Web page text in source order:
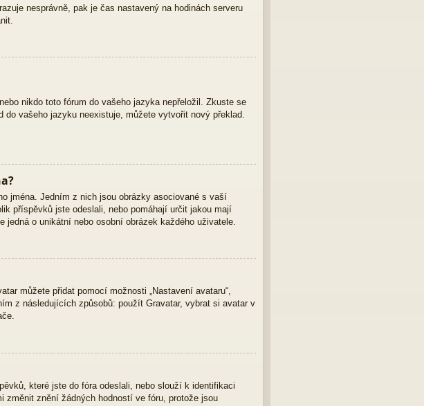
nesprávně, pak je čas nastavený na hodinách serveru
nikdo toto fórum do vašeho jazyka nepřeložil. Zkuste se
vašeho jazyku neexistuje, můžete vytvořit nový překlad.
jména. Jedním z nich jsou obrázky asociované s vaší
příspěvků jste odeslali, nebo pomáhají určit jakou mají
o unikátní nebo osobní obrázek každého uživatele.
můžete přidat pomocí možnosti „Nastavení avataru“,
z následujících způsobů: použít Gravatar, vybrat si avatar v
které jste do fóra odeslali, nebo slouží k identifikaci
změnit znění žádných hodností ve fóru, protože jsou